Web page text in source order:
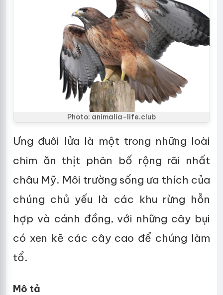
Photo: animalia-life.club
Ưng đuôi lửa là một trong những loài
chim ăn thịt phân bố rộng rãi nhất
châu Mỹ. Môi trường sống ưa thích của
chúng chủ yếu là các khu rừng hỗn
hợp và cánh đồng, với những cây bụi
có xen kẽ các cây cao để chúng làm
tổ.
Mô tả